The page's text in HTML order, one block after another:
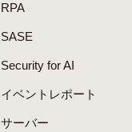
RPA
SASE
Security for AI
イベントレポート
サーバー